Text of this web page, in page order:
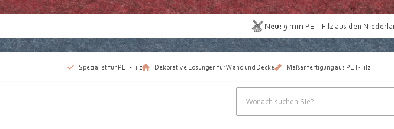
Neu: 9 mm PET-Filz aus den
Spezialist für PET-Filz Dekorative Lösungen für Wand und Decke Maßanfertigung aus PET-Filz